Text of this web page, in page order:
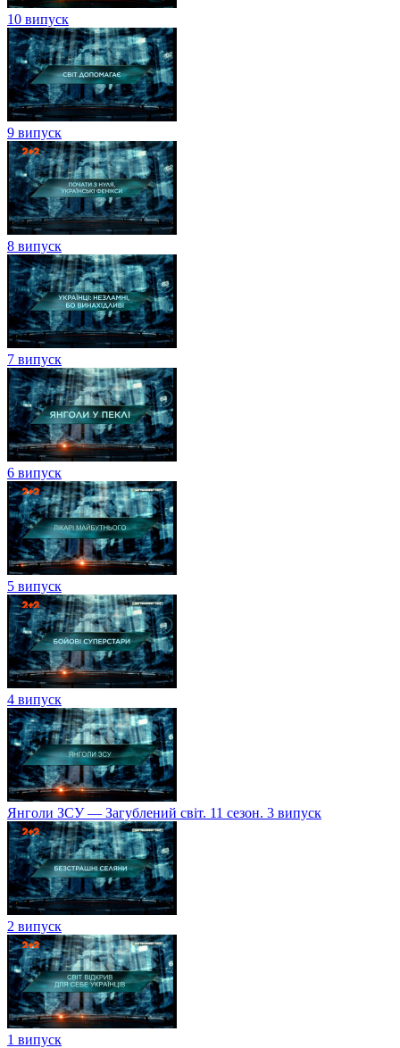
10 випуск
9 випуск
8 випуск
7 випуск
6 випуск
5 випуск
4 випуск
Янголи ЗСУ — Загублений світ. 11 сезон. 3 випуск
2 випуск
1 випуск